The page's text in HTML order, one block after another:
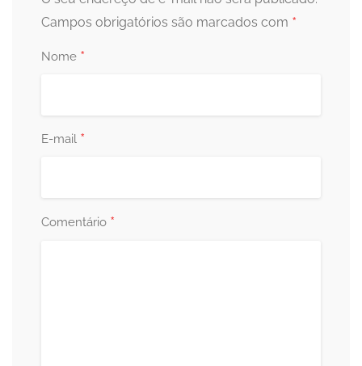
Campos obrigatórios são marcados com *
Nome *
E-mail *
Comentário *